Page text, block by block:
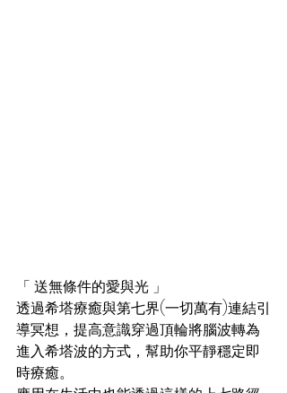
「 送無條件的愛與光 」
透過希塔療癒與第七界(一切萬有)連結引
導冥想，提高意識穿過頂輪將腦波轉為
進入希塔波的方式，幫助你平靜穩定即
時療癒。